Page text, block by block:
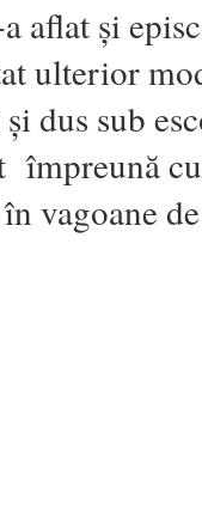
aflat și
ulterior
dus sub
împreună
vagoane